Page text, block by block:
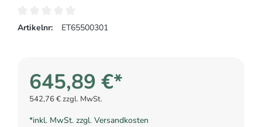
Artikelnr: ET65500301
645,89 €*
542,76 € zzgl. MwSt.
*inkl. MwSt. zzgl. Versandkosten